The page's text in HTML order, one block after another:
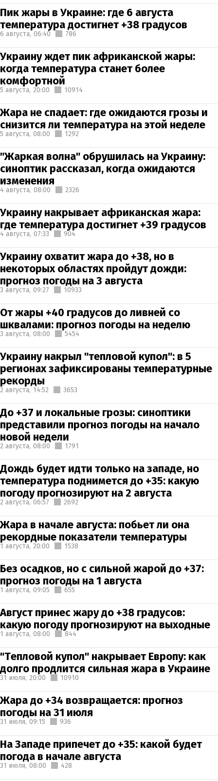
Пик жары в Украине: где 6 августа
температура достигнет +38 градусов
6 августа, 06:40 786
Украину ждет пик африканской жары:
когда температура станет более
комфортной
5 августа, 20:00 10914
Жара не спадает: где ожидаются грозы и
снизится ли температура на этой неделе
5 августа, 08:00 1292
"Жаркая волна" обрушилась на Украину:
синоптик рассказал, когда ожидаются
изменения
4 августа, 08:00 2326
Украину накрывает африканская жара:
где температура достигнет +39 градусов
4 августа, 07:33 904
Украину охватит жара до +38, но в
некоторых областях пройдут дожди:
прогноз погоды на 3 августа
3 августа, 09:27 10933
От жары +40 градусов до ливней со
шквалами: прогноз погоды на неделю
3 августа, 08:00 5454
Украину накрыл "тепловой купол": в 5
регионах зафиксированы температурные
рекорды
2 августа, 14:52 3653
До +37 и локальные грозы: синоптики
представили прогноз погоды на начало
новой недели
2 августа, 08:00 1791
Дождь будет идти только на западе, но
температура поднимется до +35: какую
погоду прогнозируют на 2 августа
2 августа, 06:57 2692
Жара в начале августа: побьет ли она
рекордные показатели температуры
1 августа, 20:00 1538
Без осадков, но с сильной жарой до +37:
прогноз погоды на 1 августа
1 августа, 09:05 655
Август принес жару до +38 градусов:
какую погоду прогнозируют на выходные
1 августа, 08:00 844
"Тепловой купол" накрывает Европу: как
долго продлится сильная жара в Украине
31 июля, 20:00 10910
Жара до +34 возвращается: прогноз
погоды на 31 июля
31 июля, 09:15 936
На Западе припечет до +35: какой будет
погода в начале августа
31 июля, 08:00 428